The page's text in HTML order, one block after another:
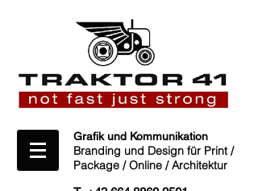
Grafik und Kommunikation
Branding und Design für Print /
Package / Online / Architektur